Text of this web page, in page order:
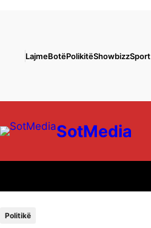
LajmeBotëPolikitëShowbizzSport
SotMedia
Politikë